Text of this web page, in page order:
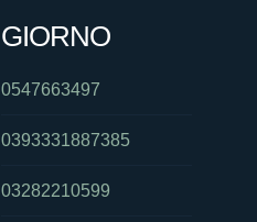
GIORNO
0547663497
0393331887385
03282210599